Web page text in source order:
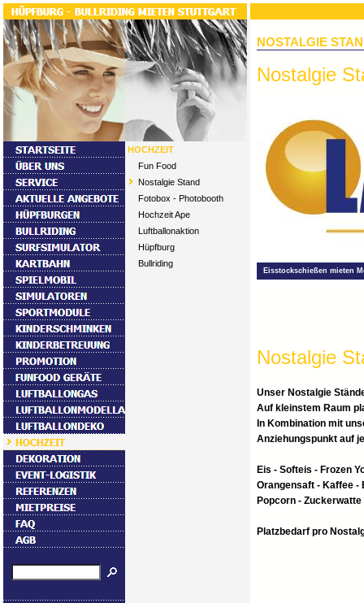
HOCHZEIT
Fun Food
Nostalgie Stand
Fotobox - Photobooth
Hochzeit Ape
Luftballonaktion
Hüpfburg
Bullriding
NOSTALGIE
Nostalgie
Eisstockschießen mieten
Nostalgie
Unser Nostalgie
Auf kleinstem Raum
In Kombination mit
Anziehungspunkt auf
Eis - Softeis - Frozen
Orangensaft - Kaffee -
Popcorn -
Platzbedarf pro